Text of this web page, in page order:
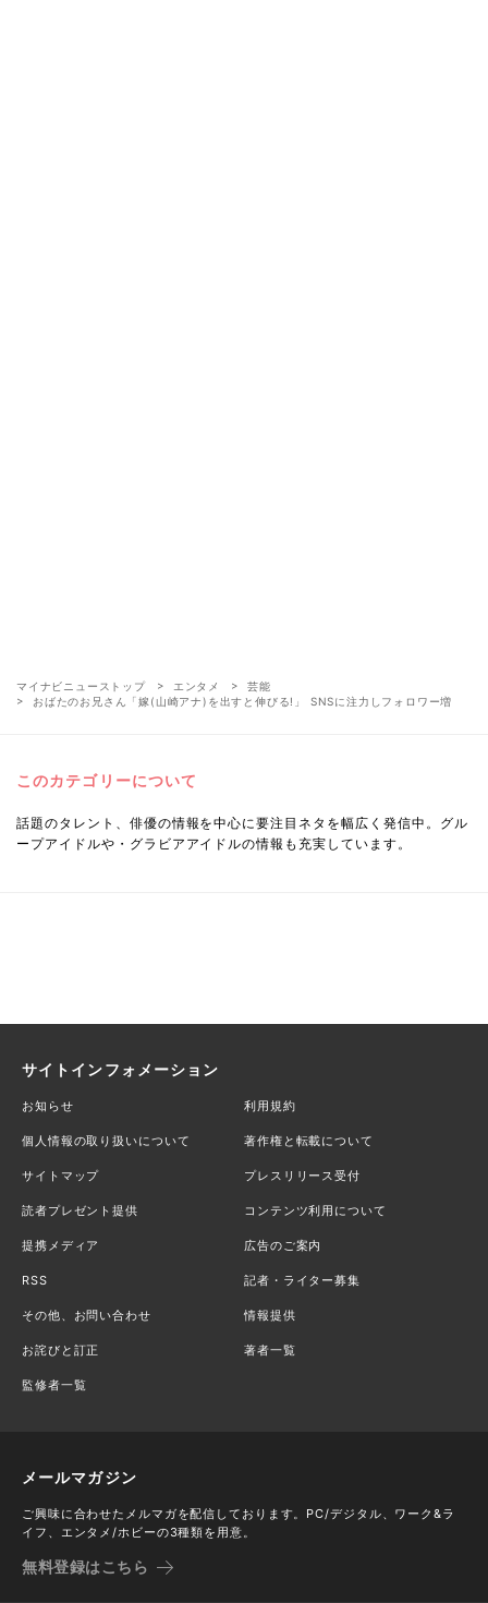
マイナビニューストップ エンタメ
芸能
おばたのお兄さん「嫁(山崎アナ)を出すと伸びる!」 SNSに注力しフォロワー増
このカテゴリーについて
話題のタレント、俳優の情報を中心に要注目ネタを幅広く発信中。グル
ープアイドルや・グラビアアイドルの情報も充実しています。
サイトインフォメーション
お知らせ 利用規約
個人情報の取り扱いについて 著作権と転載について
サイトマップ プレスリリース受付
読者プレゼント提供 コンテンツ利用について
提携メディア 広告のご案内
RSS 記者・ライター募集
その他、お問い合わせ 情報提供
お詫びと訂正 著者一覧
監修者一覧
メールマガジン
ご興味に合わせたメルマガを配信しております。PC/デジタル、ワーク&ラ
イフ、エンタメ/ホビーの3種類を用意。
無料登録はこちら